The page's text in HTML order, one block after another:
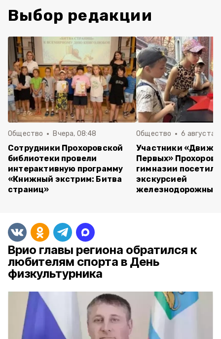
Выбор редакции
Общество Вчера, 08:48
Сотрудники Прохоровской
библиотеки провели
интерактивную программу
«Книжный экстрим: Битва
страниц»
Общество 6 августа ,
Участники
Первых»
гимназии
экскурсией
железнодорожный
Врио главы региона обратился к
любителям спорта в День
физкультурника